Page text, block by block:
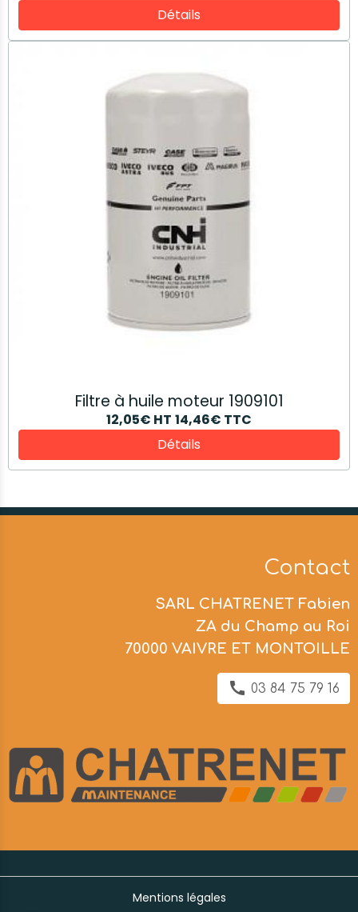
Détails
Filtre à huile moteur 1909101
12,05€ HT 14,46€ TTC
Détails
Contact
SARL CHATRENET Fabien
ZA du Champ au Roi
70000 VAIVRE ET MONTOILLE
03 84 75 79 16
Mentions légales